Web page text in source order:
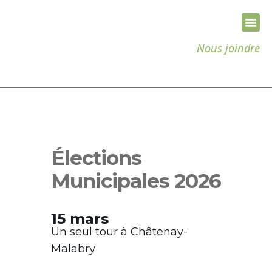
Nous joindre
Élections
Municipales 2026
15 mars
Un seul tour à Châtenay-
Malabry